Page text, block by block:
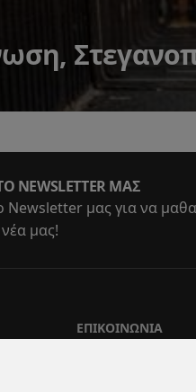
NEWSLETTER ΜΑΣ
μας για να
μας!
ΕΠΙΚΟΙΝΩΝΊΑ
Αριστοτέλους